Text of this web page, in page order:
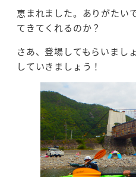
恵まれました。ありがたい
てきてくれるのか？
さあ、登場してもらいまし
していきましょう！